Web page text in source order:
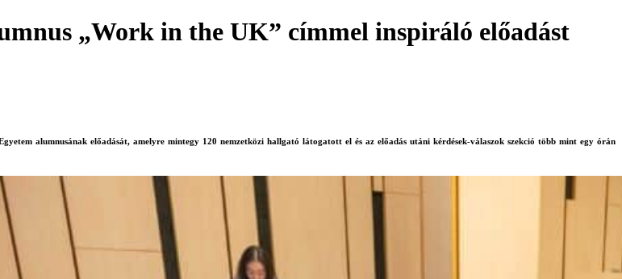
„Work in the UK” címmel inspiráló előadást
alumnusának előadását, amelyre mintegy 120 nemzetközi hallgató látogatott el és az előadás utáni kérdések-válaszok szekció több mint egy órán